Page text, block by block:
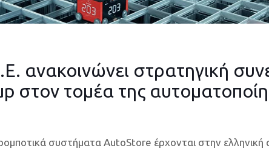
ανακοινώνει στρατηγική
στον τομέα της
συστήματα AutoStore έρχονται στην